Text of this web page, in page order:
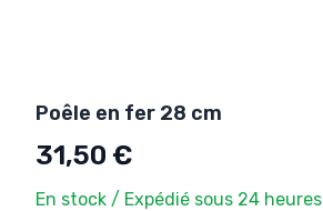
Poêle en fer 28 cm
31,50 €
En stock / Expédié sous 24 heures